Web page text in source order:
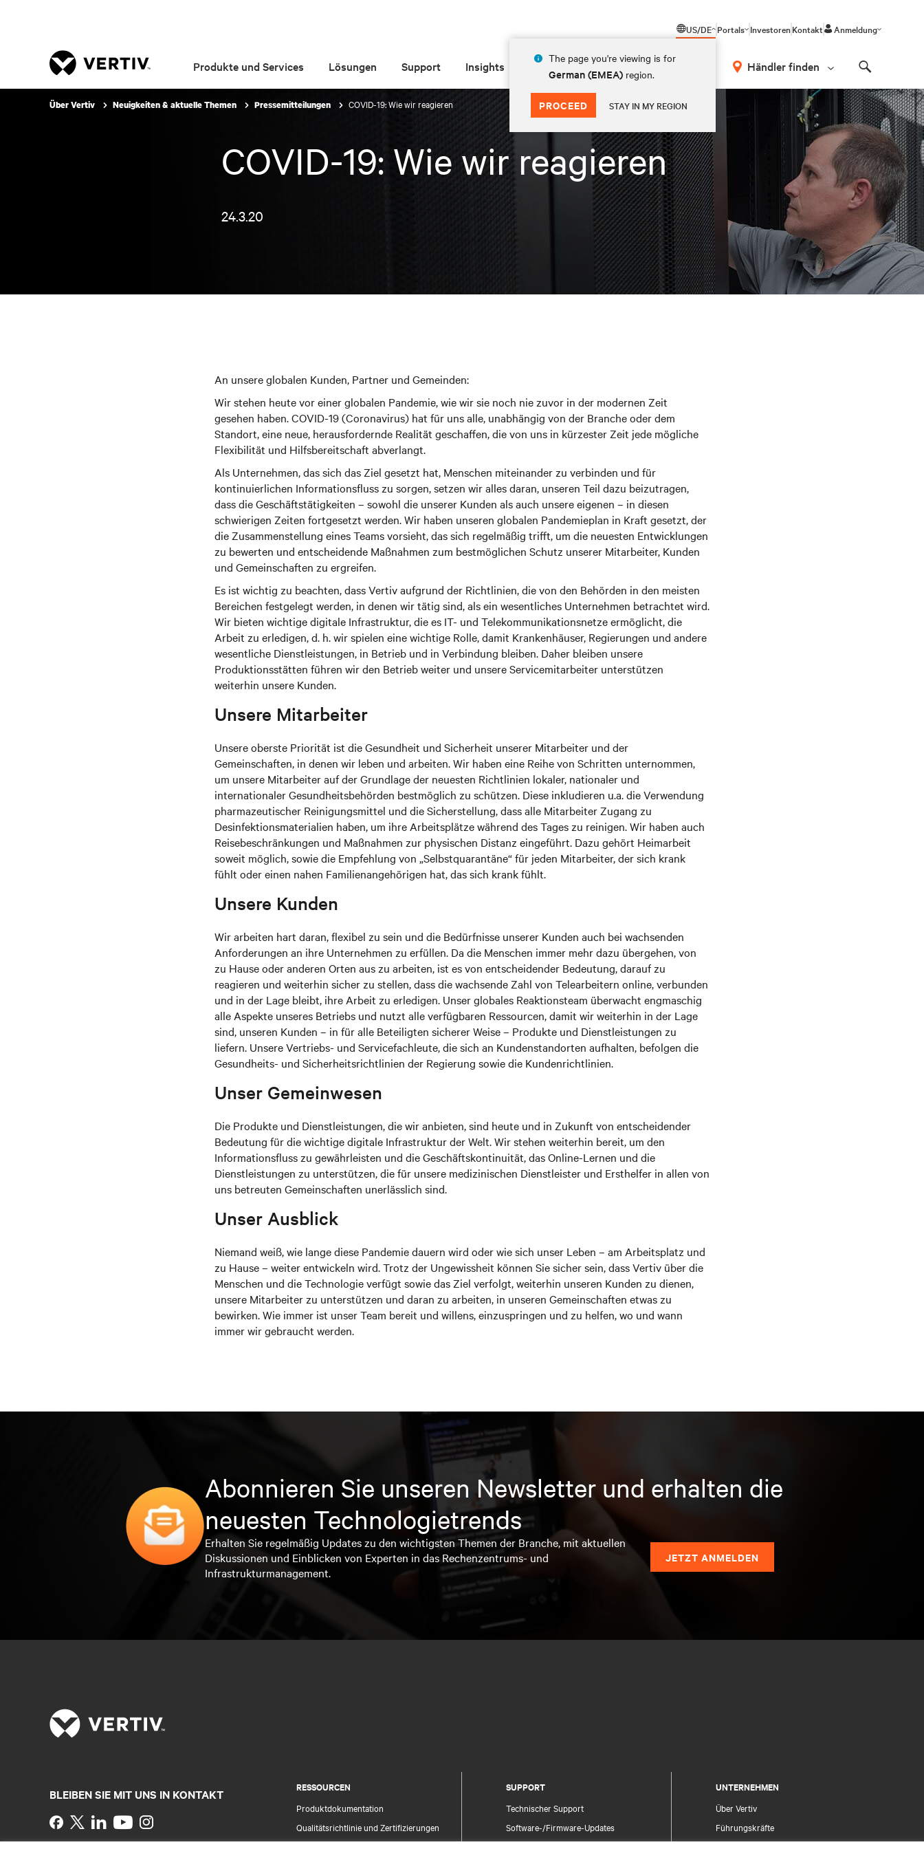
US/DE
The page you're viewing is for
German (EMEA) region.
PROCEED STAY IN MY REGION
Portals InvestorenKontakt Anmeldung
Produkte und Services Lösungen Support Insights Über Vertiv Händler finden
Über Vertiv Neuigkeiten & aktuelle Themen Pressemitteilungen COVID-19: Wie wir reagieren
COVID-19: Wie wir reagieren
24.3.20
An unsere globalen Kunden, Partner und Gemeinden:
Wir stehen heute vor einer globalen Pandemie, wie wir sie noch nie zuvor in der modernen Zeit
gesehen haben. COVID-19 (Coronavirus) hat für uns alle, unabhängig von der Branche oder dem
Standort, eine neue, herausfordernde Realität geschaffen, die von uns in kürzester Zeit jede mögliche
Flexibilität und Hilfsbereitschaft abverlangt.
Als Unternehmen, das sich das Ziel gesetzt hat, Menschen miteinander zu verbinden und für
kontinuierlichen Informationsfluss zu sorgen, setzen wir alles daran, unseren Teil dazu beizutragen,
dass die Geschäftstätigkeiten – sowohl die unserer Kunden als auch unsere eigenen – in diesen
schwierigen Zeiten fortgesetzt werden. Wir haben unseren globalen Pandemieplan in Kraft gesetzt, der
die Zusammenstellung eines Teams vorsieht, das sich regelmäßig trifft, um die neuesten Entwicklungen
zu bewerten und entscheidende Maßnahmen zum bestmöglichen Schutz unserer Mitarbeiter, Kunden
und Gemeinschaften zu ergreifen.
Es ist wichtig zu beachten, dass Vertiv aufgrund der Richtlinien, die von den Behörden in den meisten
Bereichen festgelegt werden, in denen wir tätig sind, als ein wesentliches Unternehmen betrachtet wird.
Wir bieten wichtige digitale Infrastruktur, die es IT- und Telekommunikationsnetze ermöglicht, die
Arbeit zu erledigen, d. h. wir spielen eine wichtige Rolle, damit Krankenhäuser, Regierungen und andere
wesentliche Dienstleistungen, in Betrieb und in Verbindung bleiben. Daher bleiben unsere
Produktionsstätten führen wir den Betrieb weiter und unsere Servicemitarbeiter unterstützen
weiterhin unsere Kunden.
Unsere Mitarbeiter
Unsere oberste Priorität ist die Gesundheit und Sicherheit unserer Mitarbeiter und der
Gemeinschaften, in denen wir leben und arbeiten. Wir haben eine Reihe von Schritten unternommen,
um unsere Mitarbeiter auf der Grundlage der neuesten Richtlinien lokaler, nationaler und
internationaler Gesundheitsbehörden bestmöglich zu schützen. Diese inkludieren u.a. die Verwendung
pharmazeutischer Reinigungsmittel und die Sicherstellung, dass alle Mitarbeiter Zugang zu
Desinfektionsmaterialien haben, um ihre Arbeitsplätze während des Tages zu reinigen. Wir haben auch
Reisebeschränkungen und Maßnahmen zur physischen Distanz eingeführt. Dazu gehört Heimarbeit
soweit möglich, sowie die Empfehlung von „Selbstquarantäne“ für jeden Mitarbeiter, der sich krank
fühlt oder einen nahen Familienangehörigen hat, das sich krank fühlt.
Unsere Kunden
Wir arbeiten hart daran, flexibel zu sein und die Bedürfnisse unserer Kunden auch bei wachsenden
Anforderungen an ihre Unternehmen zu erfüllen. Da die Menschen immer mehr dazu übergehen, von
zu Hause oder anderen Orten aus zu arbeiten, ist es von entscheidender Bedeutung, darauf zu
reagieren und weiterhin sicher zu stellen, dass die wachsende Zahl von Telearbeitern online, verbunden
und in der Lage bleibt, ihre Arbeit zu erledigen. Unser globales Reaktionsteam überwacht engmaschig
alle Aspekte unseres Betriebs und nutzt alle verfügbaren Ressourcen, damit wir weiterhin in der Lage
sind, unseren Kunden – in für alle Beteiligten sicherer Weise – Produkte und Dienstleistungen zu
liefern. Unsere Vertriebs- und Servicefachleute, die sich an Kundenstandorten aufhalten, befolgen die
Gesundheits- und Sicherheitsrichtlinien der Regierung sowie die Kundenrichtlinien.
Unser Gemeinwesen
Die Produkte und Dienstleistungen, die wir anbieten, sind heute und in Zukunft von entscheidender
Bedeutung für die wichtige digitale Infrastruktur der Welt. Wir stehen weiterhin bereit, um den
Informationsfluss zu gewährleisten und die Geschäftskontinuität, das Online-Lernen und die
Dienstleistungen zu unterstützen, die für unsere medizinischen Dienstleister und Ersthelfer in allen von
uns betreuten Gemeinschaften unerlässlich sind.
Unser Ausblick
Niemand weiß, wie lange diese Pandemie dauern wird oder wie sich unser Leben – am Arbeitsplatz und
zu Hause – weiter entwickeln wird. Trotz der Ungewissheit können Sie sicher sein, dass Vertiv über die
Menschen und die Technologie verfügt sowie das Ziel verfolgt, weiterhin unseren Kunden zu dienen,
unsere Mitarbeiter zu unterstützen und daran zu arbeiten, in unseren Gemeinschaften etwas zu
bewirken. Wie immer ist unser Team bereit und willens, einzuspringen und zu helfen, wo und wann
immer wir gebraucht werden.
Abonnieren Sie unseren Newsletter und erhalten die
neuesten Technologietrends
Erhalten Sie regelmäßig Updates zu den wichtigsten Themen der Branche, mit aktuellen
Diskussionen und Einblicken von Experten in das Rechenzentrums- und
Infrastrukturmanagement.
JETZT ANMELDEN
RESSOURCEN
Produktdokumentation
Qualitätsrichtlinie und Zertifizierungen
SUPPORT
Technischer Support
Software-/Firmware-Updates
UNTERNEHMEN
Über Vertiv
Führungskräfte
BLEIBEN SIE MIT UNS IN KONTAKT
Instagram